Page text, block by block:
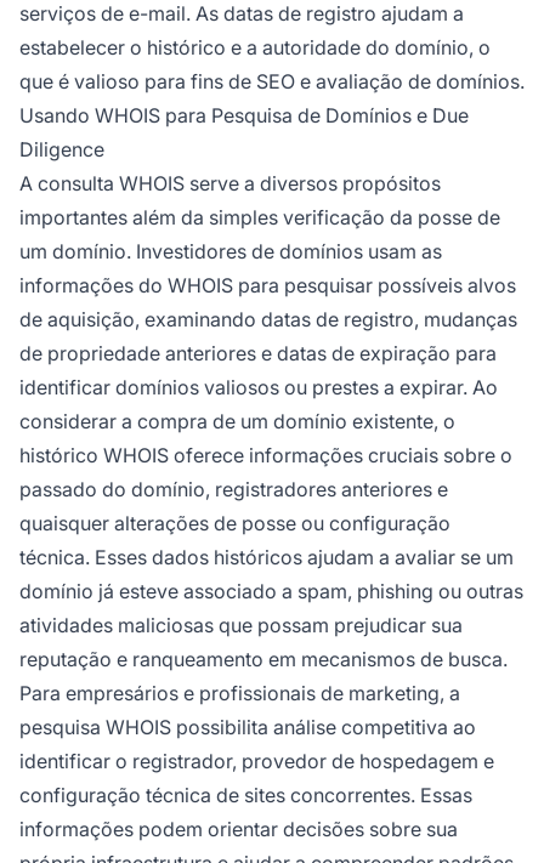
serviços de e-mail. As datas de registro ajudam a
estabelecer o histórico e a autoridade do domínio, o
que é valioso para fins de SEO e avaliação de domínios.
Usando WHOIS para Pesquisa de Domínios e Due
Diligence
A consulta WHOIS serve a diversos propósitos
importantes além da simples verificação da posse de
um domínio. Investidores de domínios usam as
informações do WHOIS para pesquisar possíveis alvos
de aquisição, examinando datas de registro, mudanças
de propriedade anteriores e datas de expiração para
identificar domínios valiosos ou prestes a expirar. Ao
considerar a compra de um domínio existente, o
histórico WHOIS oferece informações cruciais sobre o
passado do domínio, registradores anteriores e
quaisquer alterações de posse ou configuração
técnica. Esses dados históricos ajudam a avaliar se um
domínio já esteve associado a spam, phishing ou outras
atividades maliciosas que possam prejudicar sua
reputação e ranqueamento em mecanismos de busca.
Para empresários e profissionais de marketing, a
pesquisa WHOIS possibilita análise competitiva ao
identificar o registrador, provedor de hospedagem e
configuração técnica de sites concorrentes. Essas
informações podem orientar decisões sobre sua